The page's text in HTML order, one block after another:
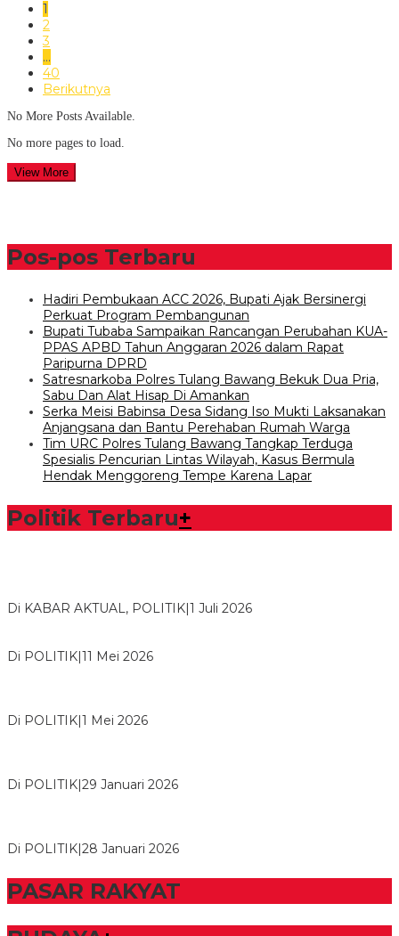
1
2
3
…
40
Berikutnya
No More Posts Available.
No more pages to load.
View More
Pos-pos Terbaru
Hadiri Pembukaan ACC 2026, Bupati Ajak Bersinergi
Perkuat Program Pembangunan
Bupati Tubaba Sampaikan Rancangan Perubahan KUA-
PPAS APBD Tahun Anggaran 2026 dalam Rapat
Paripurna DPRD
Satresnarkoba Polres Tulang Bawang Bekuk Dua Pria,
Sabu Dan Alat Hisap Di Amankan
Serka Meisi Babinsa Desa Sidang Iso Mukti Laksanakan
Anjangsana dan Bantu Perehaban Rumah Warga
Tim URC Polres Tulang Bawang Tangkap Terduga
Spesialis Pencurian Lintas Wilayah, Kasus Bermula
Hendak Menggoreng Tempe Karena Lapar
Politik Terbaru+
Di KABAR AKTUAL, POLITIK 1 Juli 2026
Di POLITIK 11 Mei 2026
Di POLITIK 1 Mei 2026
Di POLITIK 29 Januari 2026
Di POLITIK 28 Januari 2026
PASAR RAKYAT